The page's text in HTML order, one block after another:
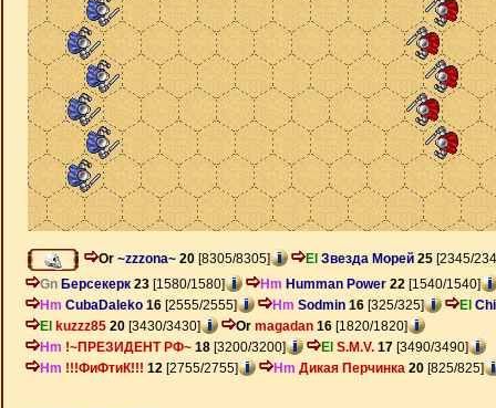
Or ~zzzona~ 20 [8305/8305] El Звезда Морей 25 [2345/
Gn Берсекерк 23 [1580/1580] Hm Humman Power 22 [1540/1540]
Hm CubaDaleko 16 [2555/2555] Hm Sodmin 16 [325/325] El
El kuzzz85 20 [3430/3430] Or magadan 16 [1820/1820]
Hm !~ПРЕЗИДЕНТ РФ~ 18 [3200/3200] El S.M.V. 17 [3490/3490]
Hm !!!ФиФтиК!!! 12 [2755/2755] Hm Дикая Перчинка 20 [825/825]